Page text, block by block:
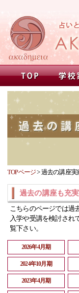
TOPページ>過去の講座実
過去の講座も充
こちらのページでは過
入学や受講を検討され
覧下さい。
2026年4月期
2024年10月期
2023年4月期